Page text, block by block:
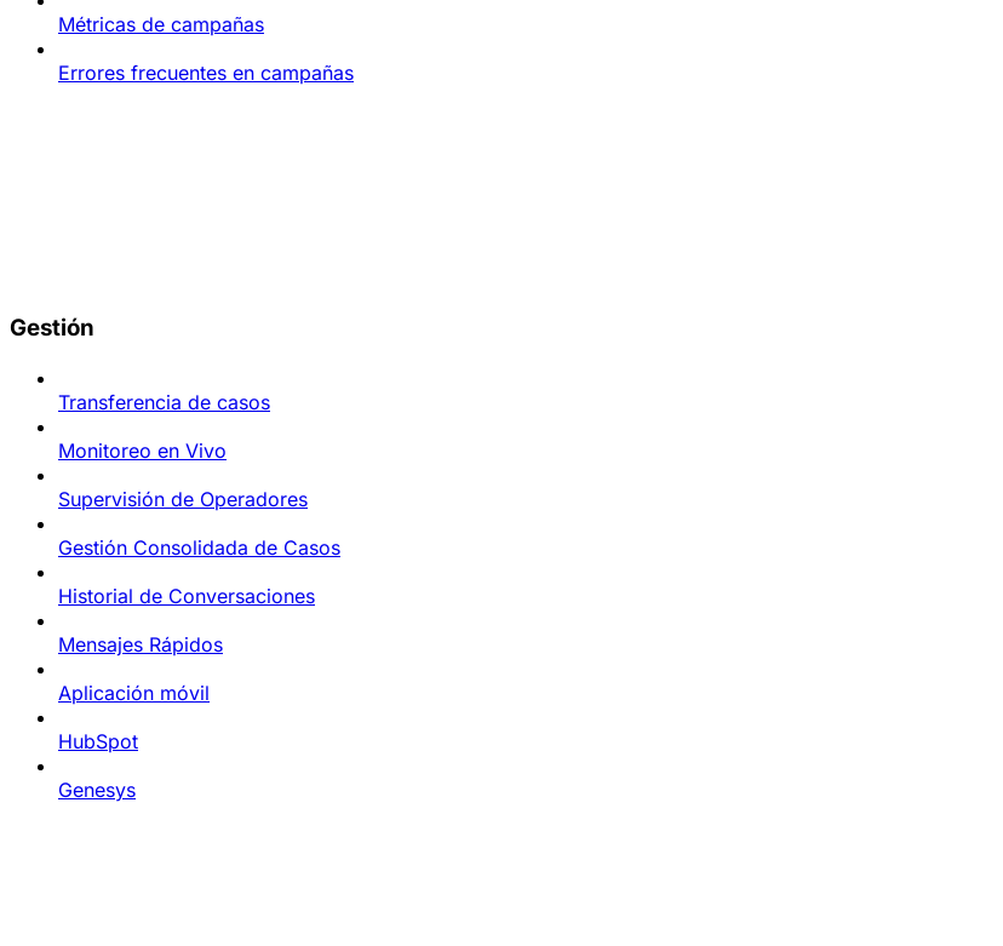
Métricas de campañas
Errores frecuentes en campañas
Gestión
Transferencia de casos
Monitoreo en Vivo
Supervisión de Operadores
Gestión Consolidada de Casos
Historial de Conversaciones
Mensajes Rápidos
Aplicación móvil
HubSpot
Genesys